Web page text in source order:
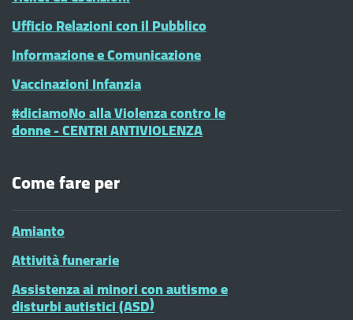
Ufficio Relazioni con il Pubblico
Informazione e Comunicazione
Vaccinazioni Infanzia
#diciamoNo alla Violenza contro le
donne - CENTRI ANTIVIOLENZA
Come fare per
Amianto
Attività funerarie
Assistenza ai minori con autismo e
disturbi autistici (ASD)